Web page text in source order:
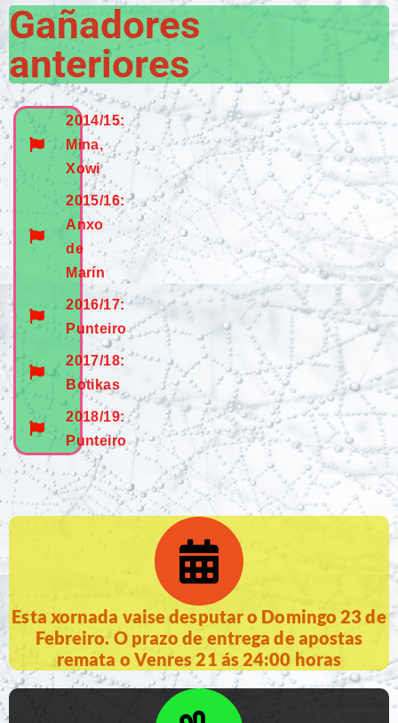
Gañadores
anteriores
2014/15:
Mina,
Xowi
2015/16:
Anxo
de
Marín
2016/17:
Punteiro
2017/18:
Botikas
2018/19:
Punteiro
Esta xornada vaise desputar o Domingo 23 de
Febreiro. O prazo de entrega de apostas
remata o Venres 21 ás 24:00 horas